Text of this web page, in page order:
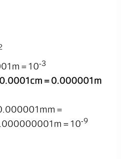
＝10-3
＝0.000001m
＝
＝10-9